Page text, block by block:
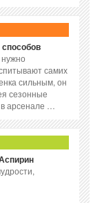
способов
самих
сильным, он
сезонные
в арсенале …